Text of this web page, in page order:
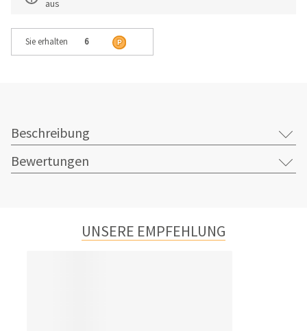
aus
Sie erhalten 6
Beschreibung
Bewertungen
UNSERE EMPFEHLUNG